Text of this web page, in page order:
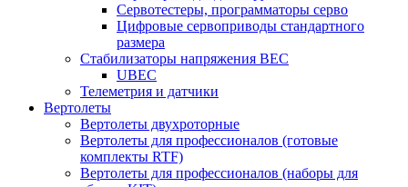
Сервотестеры, программаторы серво
Цифровые сервоприводы стандартного
размера
Стабилизаторы напряжения BEC
UBEC
Телеметрия и датчики
Вертолеты
Вертолеты двухроторные
Вертолеты для профессионалов (готовые
комплекты RTF)
Вертолеты для профессионалов (наборы для